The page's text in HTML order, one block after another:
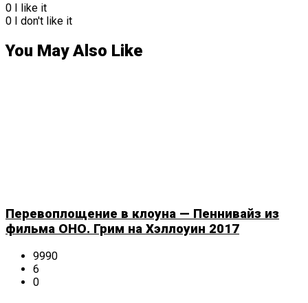
0 I like it
0 I don't like it
You May Also Like
Перевоплощение в клоуна — Пеннивайз из
фильма ОНО. Грим на Хэллоуин 2017
9990
6
0